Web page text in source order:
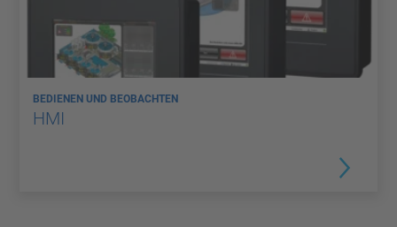
BEDIENEN UND BEOBACHTEN
HMI